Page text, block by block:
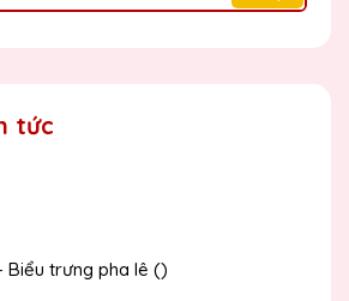
tức
Biểu trưng pha lê ()